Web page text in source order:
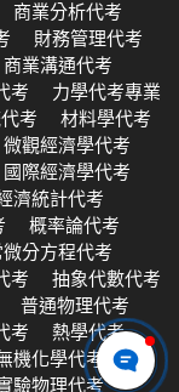
商業分析代考
財務管理代考
商業溝通代考
考
力學代考專業
考
材料學代考
微觀經濟學代考
國際經濟學代考
濟統計代考
概率論代考
微分方程代考
考
抽象代數代考
普通物理代考
考
熱學代考
機化學代考
驗物理代考